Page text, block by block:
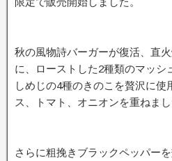
秋の風物詩バーガーが復活、直
に、ローストした2種類のマッシ
しめじの4種のきのこを贅沢に使
ス、トマト、オニオンを重ねまし
さらに粗挽きブラックペッパー